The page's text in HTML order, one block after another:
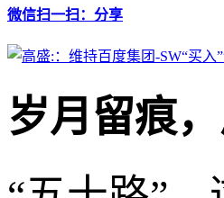
微信扫一扫：分享
岁月留痕